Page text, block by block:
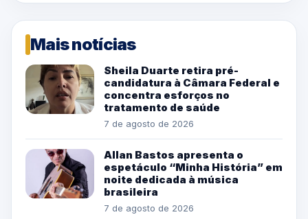
Mais notícias
Sheila Duarte retira pré-
candidatura à Câmara Federal e
concentra esforços no
tratamento de saúde
7 de agosto de 2026
Allan Bastos apresenta o
espetáculo “Minha História” em
noite dedicada à música
brasileira
7 de agosto de 2026